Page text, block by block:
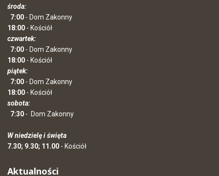
środa:
7:00 - Dom Zakonny
18:00 - Kościół
czwartek:
7:00 - Dom Zakonny
18:00 - Kościół
piątek:
7:00 - Dom Zakonny
18:00 - Kościół
sobota:
7:30 - Dom Zakonny
W niedzielę i święta
7.30; 9.30; 11.00 - Kościół
Aktualności